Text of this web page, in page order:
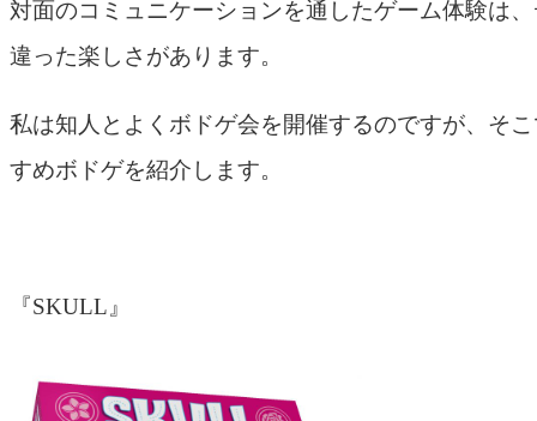
対面のコミュニケーションを通したゲーム体験は
違った楽しさがあります。
私は知人とよくボドゲ会を開催するのですが、そ
すめボドゲを紹介します。
『SKULL』